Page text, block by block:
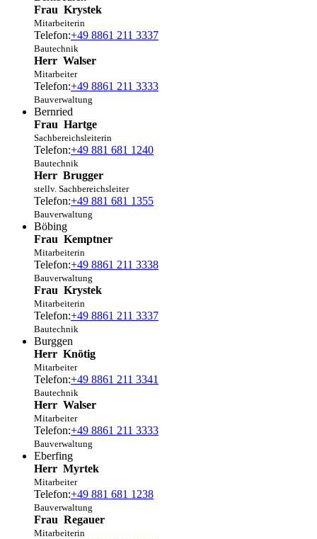
Frau Krystek
Mitarbeiterin
Telefon:+49 8861 211 3337
Bautechnik
Herr Walser
Mitarbeiter
Telefon:+49 8861 211 3333
Bauverwaltung
Bernried
Frau Hartge
Sachbereichsleiterin
Telefon:+49 881 681 1240
Bautechnik
Herr Brugger
stellv. Sachbereichsleiter
Telefon:+49 881 681 1355
Bauverwaltung
Böbing
Frau Kemptner
Mitarbeiterin
Telefon:+49 8861 211 3338
Bauverwaltung
Frau Krystek
Mitarbeiterin
Telefon:+49 8861 211 3337
Bautechnik
Burggen
Herr Knötig
Mitarbeiter
Telefon:+49 8861 211 3341
Bautechnik
Herr Walser
Mitarbeiter
Telefon:+49 8861 211 3333
Bauverwaltung
Eberfing
Herr Myrtek
Mitarbeiter
Telefon:+49 881 681 1238
Bauverwaltung
Frau Regauer
Mitarbeiterin